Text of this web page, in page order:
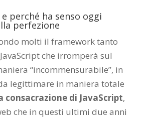
e perché ha senso oggi
perfezione
molti il framework tanto
che irromperà sul
“incommensurabile”, in
legittimare in maniera totale
consacrazione di JavaScript,
che in questi ultimi due anni